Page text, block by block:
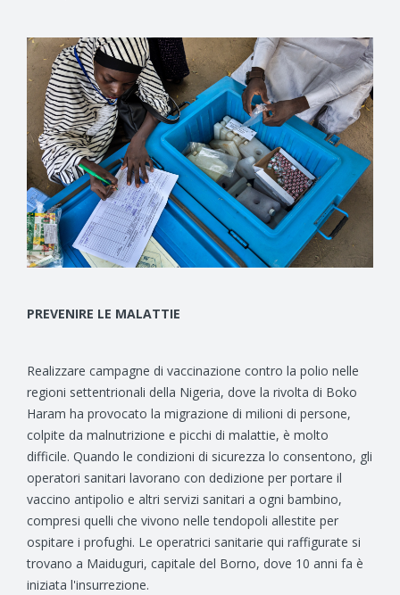
PREVENIRE LE MALATTIE
Realizzare campagne di vaccinazione contro la polio nelle
regioni settentrionali della Nigeria, dove la rivolta di Boko
Haram ha provocato la migrazione di milioni di persone,
colpite da malnutrizione e picchi di malattie, è molto
difficile. Quando le condizioni di sicurezza lo consentono, gli
operatori sanitari lavorano con dedizione per portare il
vaccino antipolio e altri servizi sanitari a ogni bambino,
compresi quelli che vivono nelle tendopoli allestite per
ospitare i profughi. Le operatrici sanitarie qui raffigurate si
trovano a Maiduguri, capitale del Borno, dove 10 anni fa è
iniziata l'insurrezione.